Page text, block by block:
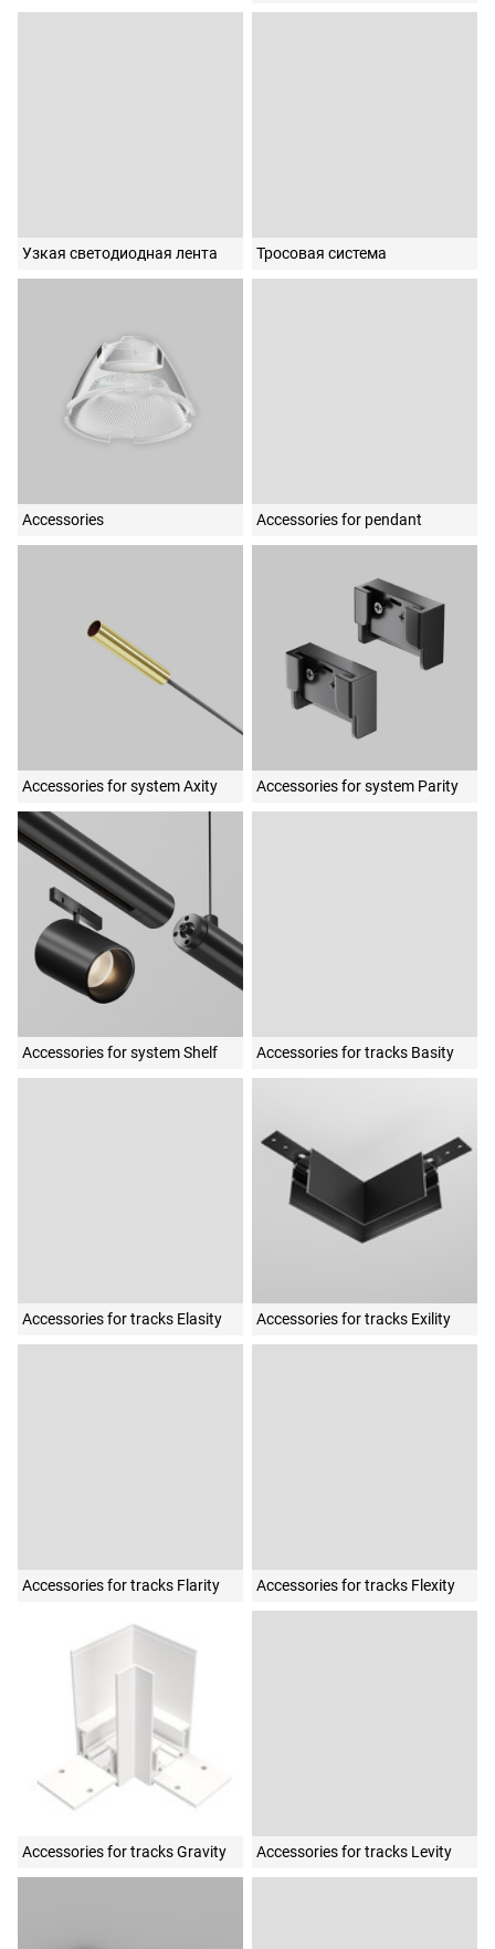
Узкая светодиодная лента Тросовая система
Accessories Accessories for pendant
Accessories for system Axity Accessories for system Parity
Accessories for system Shelf Accessories for tracks Basity
Accessories for tracks Elasity Accessories for tracks Exility
Accessories for tracks Flarity Accessories for tracks Flexity
Accessories for tracks Gravity Accessories for tracks Levity